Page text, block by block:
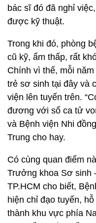
bác sĩ đó đã nghỉ
được kỹ thuật.
Trong khi đó, phòng
cũ kỹ, ẩm thấp, rất
Chính vì thế, mỗi
trẻ sơ sinh tại đây và
viện lên tuyến trên.
đương với số ca tử
và Bệnh viện Nhi
Trung cho hay.
Có cùng quan điểm
Trưởng khoa Sơ sinh
TP.HCM cho biết,
hiện chỉ đạo tuyến,
thành khu vực phía